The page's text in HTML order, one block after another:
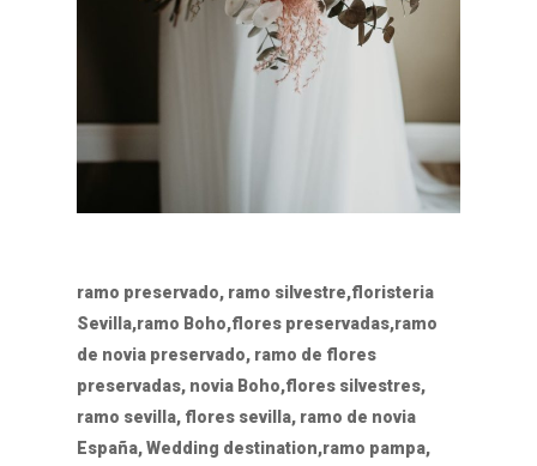
ramo preservado, ramo silvestre,floristeria
Sevilla,ramo Boho,flores preservadas,ramo
de novia preservado, ramo de flores
preservadas, novia Boho,flores silvestres,
ramo sevilla, flores sevilla, ramo de novia
España, Wedding destination,ramo pampa,